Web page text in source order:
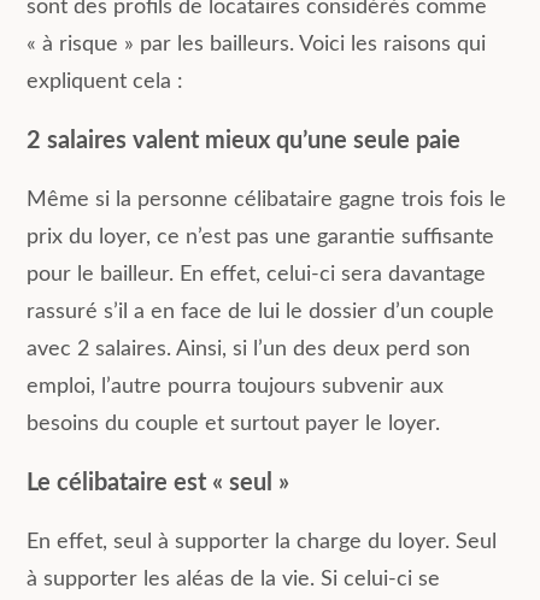
sont des profils de locataires considérés comme
« à risque » par les bailleurs. Voici les raisons qui
expliquent cela :
2 salaires valent mieux qu’une seule paie
Même si la personne célibataire gagne trois fois le
prix du loyer, ce n’est pas une garantie suffisante
pour le bailleur. En effet, celui-ci sera davantage
rassuré s’il a en face de lui le dossier d’un couple
avec 2 salaires. Ainsi, si l’un des deux perd son
emploi, l’autre pourra toujours subvenir aux
besoins du couple et surtout payer le loyer.
Le célibataire est « seul »
En effet, seul à supporter la charge du loyer. Seul
à supporter les aléas de la vie. Si celui-ci se